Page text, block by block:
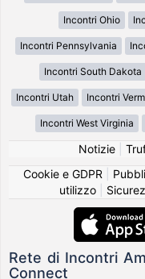
Incontri Ohio
Incontri Pennsylvania
Incontri South Dakota
Incontri Utah Incontri
Incontri West Virginia
Notizie|
Cookie e GDPR
utilizzo|
Rete di Incontri
Connect